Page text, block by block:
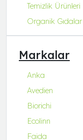
Temizlik Ürünleri
Organik Gıdalar
Markalar
Anka
Avedien
Biorichi
Ecolinn
Faida